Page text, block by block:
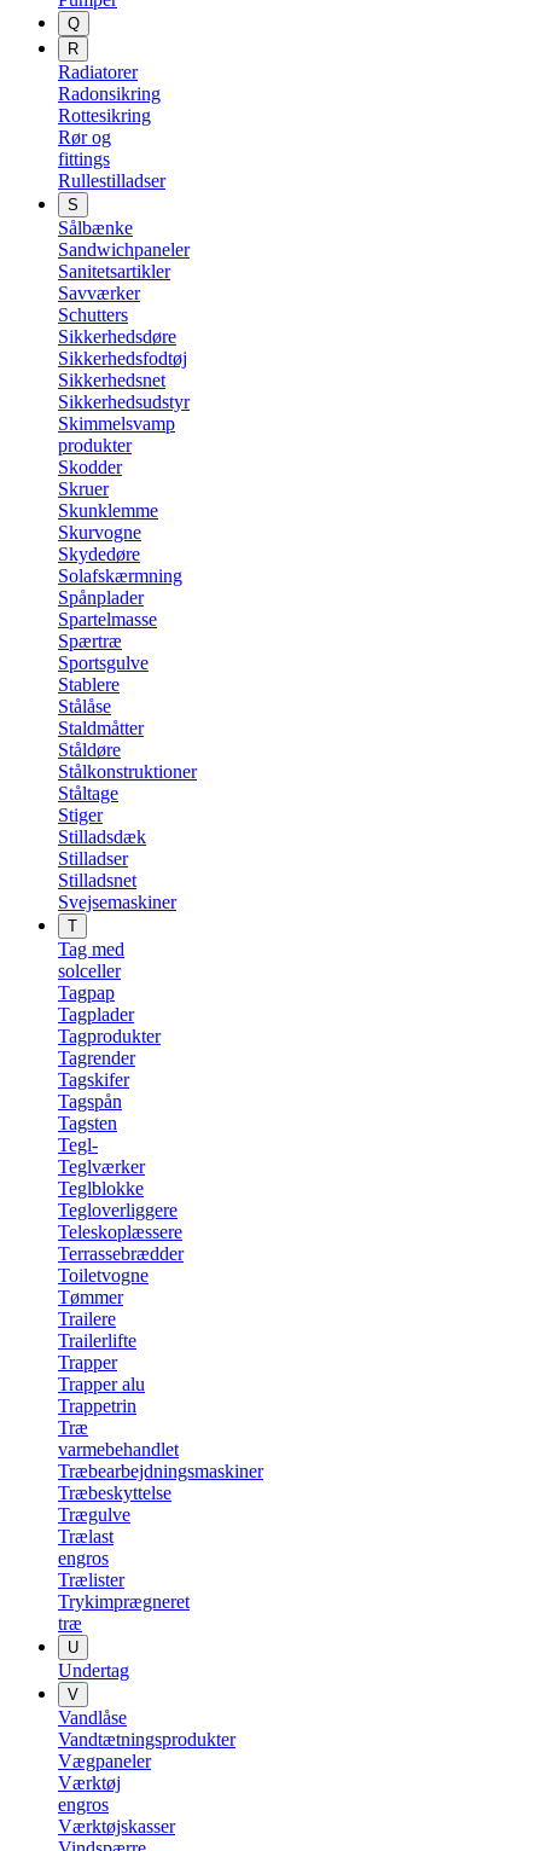
Q
R
Radiatorer
Radonsikring
Rottesikring
Rør og
fittings
Rullestilladser
S
Sålbænke
Sandwichpaneler
Sanitetsartikler
Savværker
Schutters
Sikkerhedsdøre
Sikkerhedsfodtøj
Sikkerhedsnet
Sikkerhedsudstyr
Skimmelsvamp
produkter
Skodder
Skruer
Skunklemme
Skurvogne
Skydedøre
Solafskærmning
Spånplader
Spartelmasse
Spærtræ
Sportsgulve
Stablere
Stålåse
Staldmåtter
Ståldøre
Stålkonstruktioner
Ståltage
Stiger
Stilladsdæk
Stilladser
Stilladsnet
Svejsemaskiner
T
Tag med
solceller
Tagpap
Tagplader
Tagprodukter
Tagrender
Tagskifer
Tagspån
Tagsten
Tegl-
Teglværker
Teglblokke
Tegloverliggere
Teleskoplæssere
Terrassebrædder
Toiletvogne
Tømmer
Trailere
Trailerlifte
Trapper
Trapper alu
Trappetrin
Træ
varmebehandlet
Træbearbejdningsmaskiner
Træbeskyttelse
Trægulve
Trælast
engros
Trælister
Trykimprægneret
træ
U
Undertag
V
Vandlåse
Vandtætningsprodukter
Vægpaneler
Værktøj
engros
Værktøjskasser